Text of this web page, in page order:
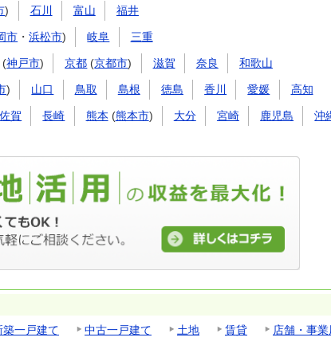
) 石川 富山 福井
市 ・浜松市) 岐阜 三重
(神戸市) 京都 (京都市) 滋賀 奈良 和歌山
) 山口 鳥取 島根 徳島 香川 愛媛 高知
佐賀 長崎 熊本 (熊本市) 大分 宮崎 鹿児島 沖
築一戸建て 中古一戸建て 土地 賃貸
店舗・事業